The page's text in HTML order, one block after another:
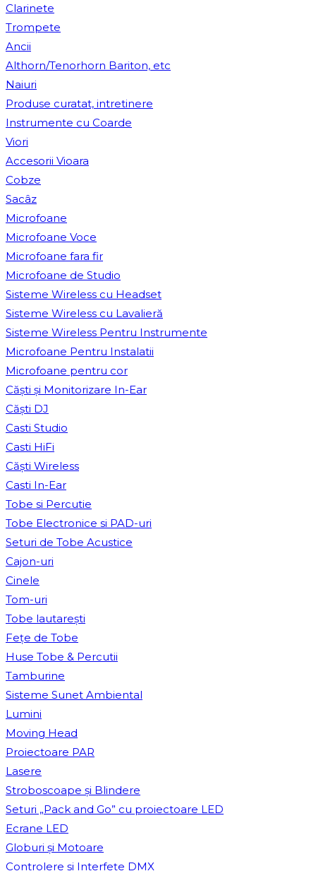
Clarinete
Trompete
Ancii
Althorn/Tenorhorn Bariton, etc
Naiuri
Produse curatat, intretinere
Instrumente cu Coarde
Viori
Accesorii Vioara
Cobze
Sacâz
Microfoane
Microfoane Voce
Microfoane fara fir
Microfoane de Studio
Sisteme Wireless cu Headset
Sisteme Wireless cu Lavalieră
Sisteme Wireless Pentru Instrumente
Microfoane Pentru Instalatii
Microfoane pentru cor
Căști și Monitorizare In-Ear
Căști DJ
Casti Studio
Casti HiFi
Căști Wireless
Casti In-Ear
Tobe si Percutie
Tobe Electronice si PAD-uri
Seturi de Tobe Acustice
Cajon-uri
Cinele
Tom-uri
Tobe lautareşti
Fețe de Tobe
Huse Tobe & Percutii
Tamburine
Sisteme Sunet Ambiental
Lumini
Moving Head
Proiectoare PAR
Lasere
Stroboscoape și Blindere
Seturi „Pack and Go” cu proiectoare LED
Ecrane LED
Globuri și Motoare
Controlere și Interfețe DMX